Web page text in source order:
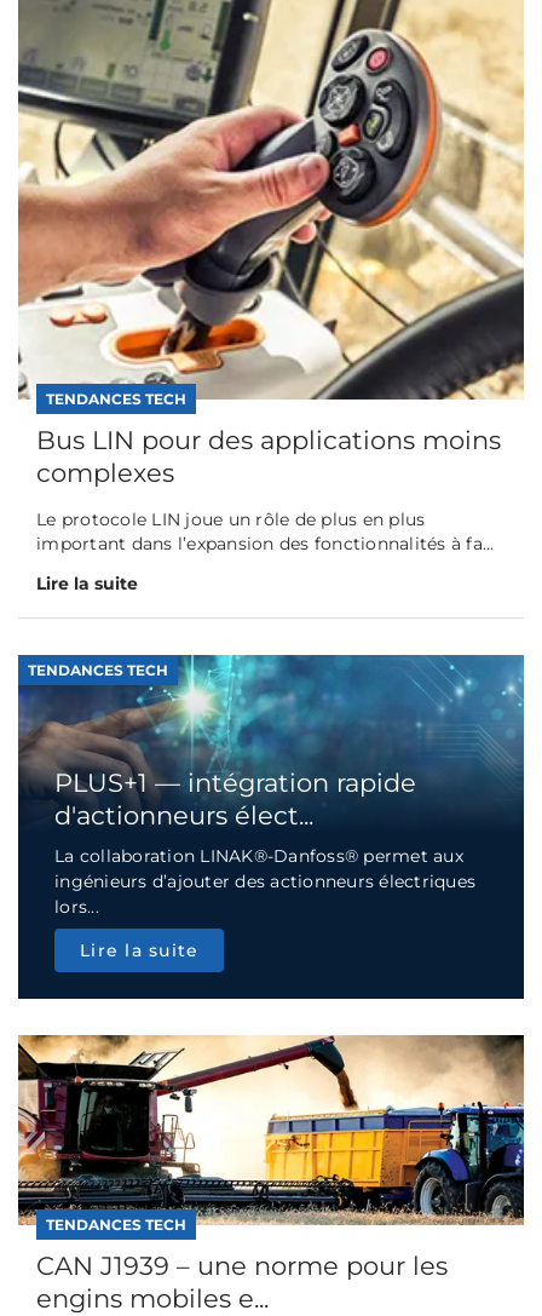
TENDANCES TECH
Bus LIN pour des applications moins
complexes
Le protocole LIN joue un rôle de plus en plus
important dans l’expansion des fonctionnalités à fa...
Lire la suite
TENDANCES TECH
PLUS+1 — intégration rapide
d'actionneurs élect...
La collaboration LINAK®-Danfoss® permet aux
ingénieurs d’ajouter des actionneurs électriques
lors...
Lire la suite
TENDANCES TECH
CAN J1939 – une norme pour les
engins mobiles e...